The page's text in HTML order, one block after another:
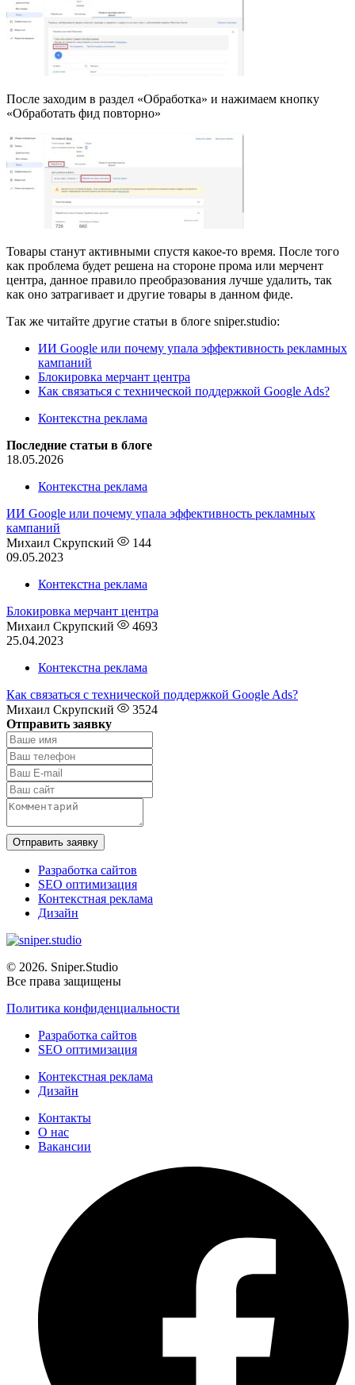
После заходим в раздел «Обработка» и нажимаем кнопку
«Обработать фид повторно»
Товары станут активными спустя какое-то время. После того
как проблема будет решена на стороне прома или мерчент
центра, данное правило преобразования лучше удалить, так
как оно затрагивает и другие товары в данном фиде.
Так же читайте другие статьи в блоге sniper.studio:
ИИ Google или почему упала эффективность рекламных
кампаний
Блокировка мерчант центра
Как связаться с технической поддержкой Google Ads?
Контекстна реклама
Последние статьи в блоге
18.05.2026
Контекстна реклама
ИИ Google или почему упала эффективность рекламных
кампаний
Михаил Скрупский
144
09.05.2023
Контекстна реклама
Блокировка мерчант центра
Михаил Скрупский
4693
25.04.2023
Контекстна реклама
Как связаться с технической поддержкой Google Ads?
Михаил Скрупский
3524
Отправить заявку
Отправить заявку
Разработка сайтов
SEO оптимизация
Контекстная реклама
Дизайн
© 2026. Sniper.Studio
Все права защищены
Политика конфиденциальности
Разработка сайтов
SEO оптимизация
Контекстная реклама
Дизайн
Контакты
О нас
Вакансии